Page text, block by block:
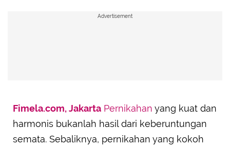
Advertisement
Fimela.com, Jakarta Pernikahan yang kuat dan
harmonis bukanlah hasil dari keberuntungan
semata. Sebaliknya, pernikahan yang kokoh